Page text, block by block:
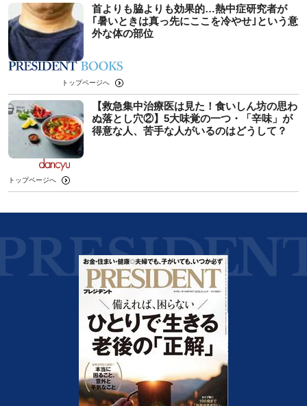
首よりも脇よりも効果的…熱中症研究者が
｢暑いときは真っ先にここを冷やせ｣という意
外な体の部位
トップページへ
【救急集中治療医は見た！食いしん坊の思わ
ぬ落とし穴②】5大味覚の一つ・「辛味」が
得意な人、苦手な人がいるのはどうして？
トップページへ